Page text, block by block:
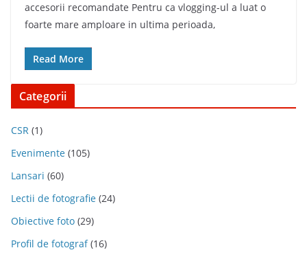
accesorii recomandate Pentru ca vlogging-ul a luat o
foarte mare amploare in ultima perioada,
Read More
Categorii
CSR (1)
Evenimente (105)
Lansari (60)
Lectii de fotografie (24)
Obiective foto (29)
Profil de fotograf(16)